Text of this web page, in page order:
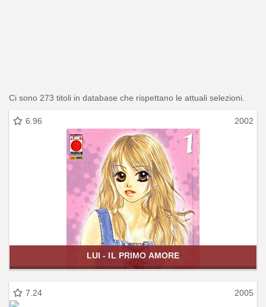
Ci sono 273 titoli in database che rispettano le attuali selezioni.
6.96 2002
LUI - IL PRIMO AMORE
7.24 2005